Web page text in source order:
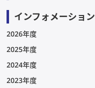
インフォメーション
2026年度
2025年度
2024年度
2023年度